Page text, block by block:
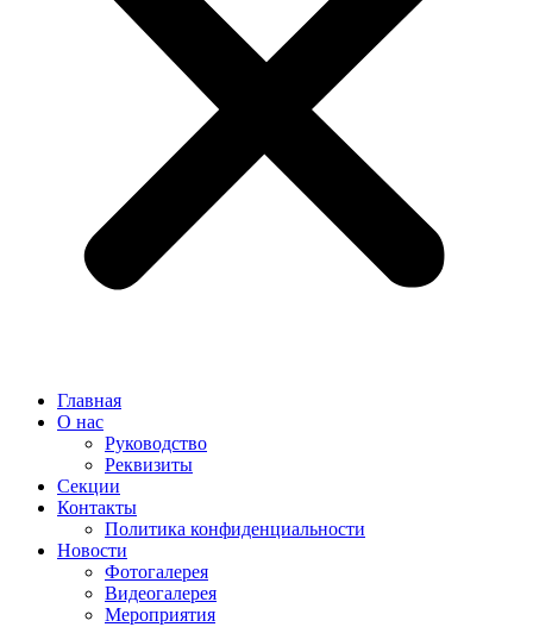
Главная
О нас
Руководство
Реквизиты
Секции
Контакты
Политика конфиденциальности
Новости
Фотогалерея
Видеогалерея
Мероприятия